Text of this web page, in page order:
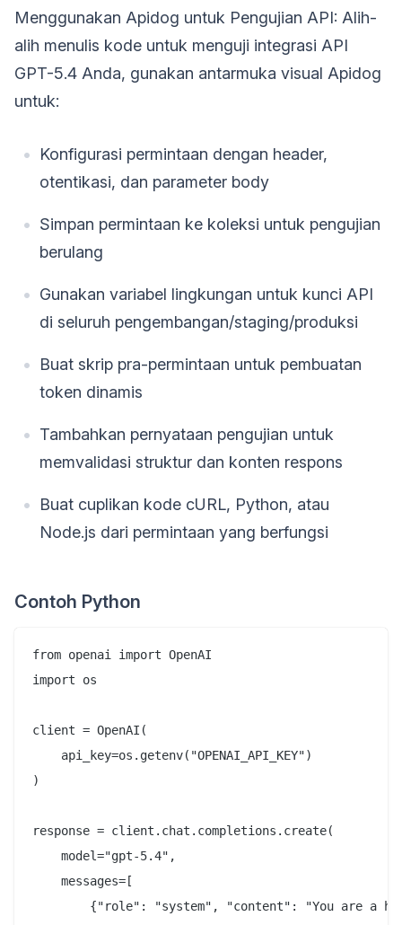
Menggunakan Apidog untuk Pengujian API: Alih-
alih menulis kode untuk menguji integrasi API
GPT-5.4 Anda, gunakan antarmuka visual Apidog
untuk:
Konfigurasi permintaan dengan header,
otentikasi, dan parameter body
Simpan permintaan ke koleksi untuk pengujian
berulang
Gunakan variabel lingkungan untuk kunci API
di seluruh pengembangan/staging/produksi
Buat skrip pra-permintaan untuk pembuatan
token dinamis
Tambahkan pernyataan pengujian untuk
memvalidasi struktur dan konten respons
Buat cuplikan kode cURL, Python, atau
Node.js dari permintaan yang berfungsi
Contoh Python
from openai import OpenAI
import os
client = OpenAI(
    api_key=os.getenv("OPENAI_API_KEY")
)
response = client.chat.completions.create(
    model="gpt-5.4",
    messages=[
{"role": "system", "content": "You are a